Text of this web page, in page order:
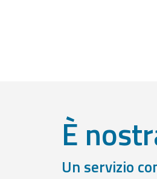
È
Un servizio